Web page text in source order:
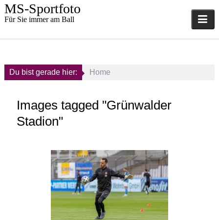
Skip
toMS-Sportfoto
Für Sie immer am Ball
Du bist gerade hier: Home
Images tagged "Grünwalder
Stadion"